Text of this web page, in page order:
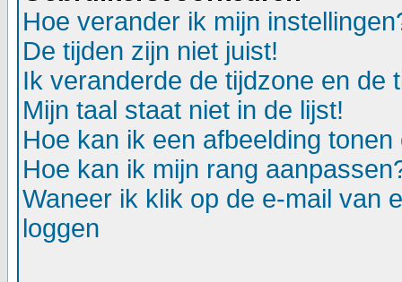
Hoe verander ik mijn
De tijden zijn niet juist!
Ik veranderde de tijdzone en de
Mijn taal staat niet in de lijst!
Hoe kan ik een afbeelding
Hoe kan ik mijn rang
Waneer ik klik op de e-mail van
loggen